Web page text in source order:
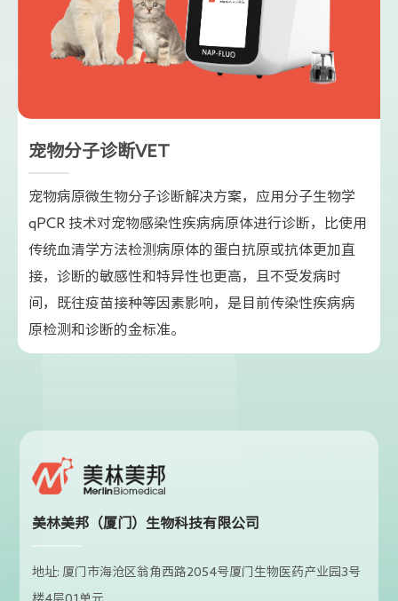
宠物分子诊断VET
宠物病原微生物分子诊断解决方案，应用分子生物学
qPCR 技术对宠物感染性疾病病原体进行诊断，比使用
传统血清学方法检测病原体的蛋白抗原或抗体更加直
接，诊断的敏感性和特异性也更高，且不受发病时
间，既往疫苗接种等因素影响，是目前传染性疾病病
原检测和诊断的金标准。
美林美邦（厦门）生物科技有限公司
地址: 厦门市海沧区翁角西路2054号厦门生物医药产业园3号
楼4层01单元